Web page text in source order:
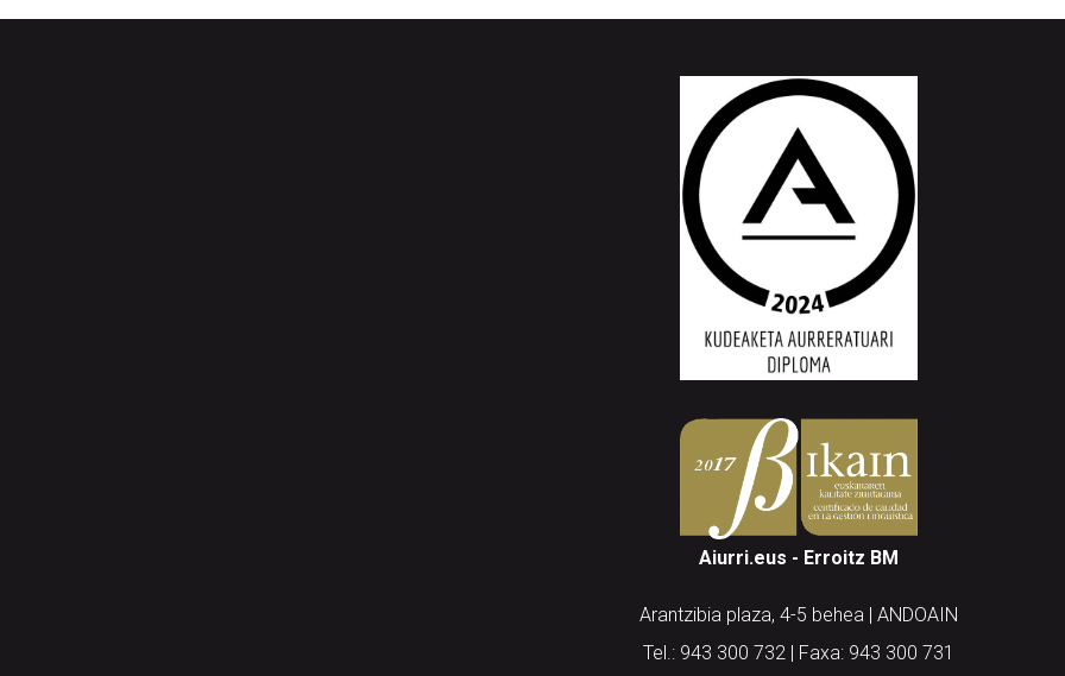
Aiurri.eus - Erroitz BM
Arantzibia plaza, 4-5 behea | ANDOAIN
Tel.: 943 300 732 | Faxa: 943 300 731